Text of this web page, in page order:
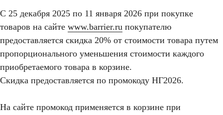
C 25 декабря 2025 по 11 января 2026 при покупке
товаров на сайте www.barrier.ru покупателю
предоставляется скидка 20% от стоимости товара путем
пропорционального уменьшения стоимости каждого
приобретаемого товара в корзине.
Скидка предоставляется по промокоду НГ2026.
На сайте промокод применяется в корзине при